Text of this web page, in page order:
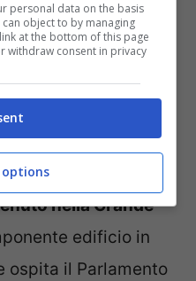
la trappola di
relazioni tra Stati
Il leader cinese
al
il presidente
nel 2022 e nel
nella Grande
edificio in
ospita il Parlamento
personal data on the basis
object to by managing
at the bottom of this page
withdraw consent in privacy